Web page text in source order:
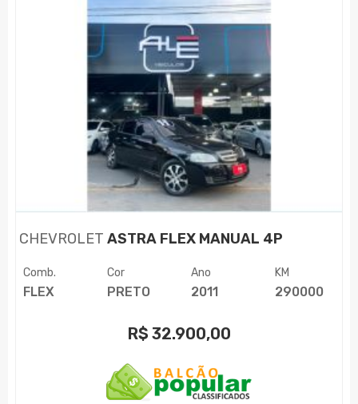
CHEVROLET ASTRA FLEX MANUAL 4P
Comb.
FLEX
Cor
PRETO
Ano
2011
KM
290000
R$ 32.900,00